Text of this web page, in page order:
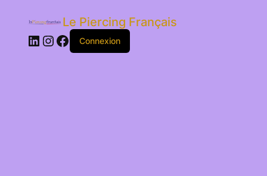
Le Piercing Français
LinkedIn
Instagram
Facebook
Connexion